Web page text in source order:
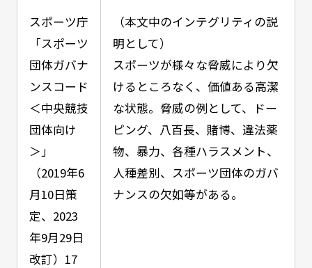
スポーツ庁
「スポーツ
団体ガバナ
ンスコード
＜中央競技
団体向け
＞」
（2019年6
月10日策
定、2023
年9月29日
改訂）17
（本文中のインテグリティの説
明として）
スポーツが様々な脅威により欠
けるところなく、価値ある高潔
な状態。脅威の例として、ドー
ピング、八百長、賭博、違法薬
物、暴力、各種ハラスメント、
人種差別、スポーツ団体のガバ
ナンスの欠如等がある。